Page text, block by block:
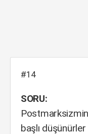
#14
SORU:
başlı